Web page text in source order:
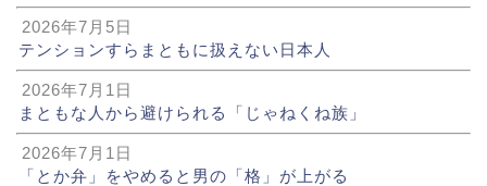
2026年7月5日
テンションすらまともに扱えない日本人
2026年7月1日
まともな人から避けられる「じゃねくね族」
2026年7月1日
「とか弁」をやめると男の「格」が上がる